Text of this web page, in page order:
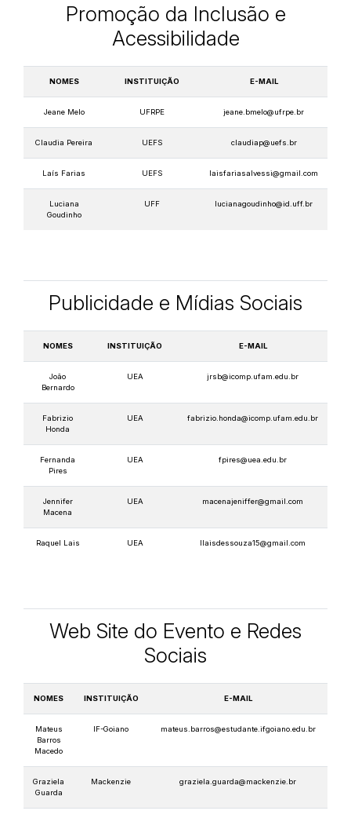
Promoção da Inclusão e
Acessibilidade
NOMES INSTITUIÇÃO E-MAIL
Jeane Melo UFRPE jeane.bmelo@ufrpe.br
Claudia Pereira UEFS claudiap@uefs.br
Laís Farias UEFS laisfariasalvessi@gmail.com
Luciana
Goudinho
UFF lucianagoudinho@id.uff.br
Publicidade e Mídias Sociais
NOMES INSTITUIÇÃO E-MAIL
João
Bernardo
UEA jrsb@icomp.ufam.edu.br
Fabrizio
Honda
UEA fabrizio.honda@icomp.ufam.edu.br
Fernanda
Pires
UEA fpires@uea.edu.br
Jennifer
Macena
UEA macenajeniffer@gmail.com
Raquel Lais UEA llaisdessouza15@gmail.com
Web Site do Evento e Redes
Sociais
NOMES INSTITUIÇÃO E-MAIL
Mateus
Barros
Macedo
IF-Goiano mateus.barros@estudante.ifgoiano.edu.br
Graziela
Guarda
Mackenzie graziela.guarda@mackenzie.br